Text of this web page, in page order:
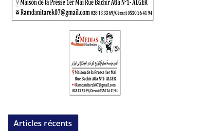
Articles récents